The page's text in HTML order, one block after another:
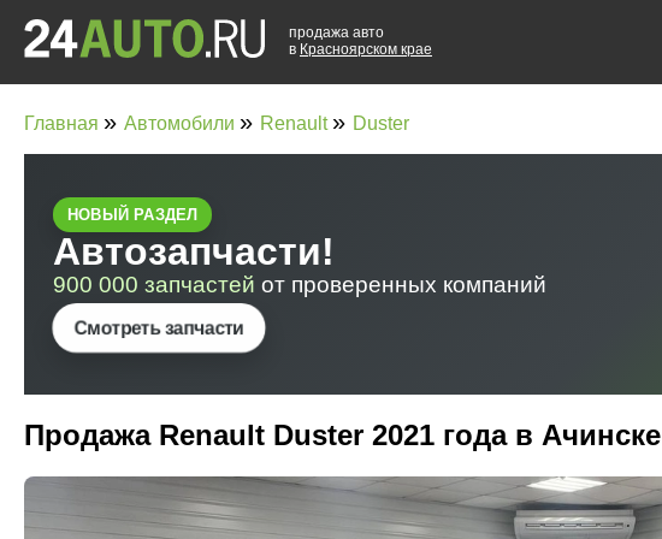
продажа авто
в Красноярском крае
Главная » Автомобили » Renault » Duster
Продажа Renault Duster 2021 года в Ачинске